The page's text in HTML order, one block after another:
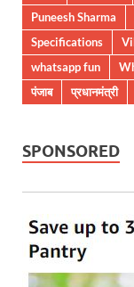
Puneesh Sharma
Specifications
whatsapp fun
पंजाब
प्रधानमंत्री
SPONSORED